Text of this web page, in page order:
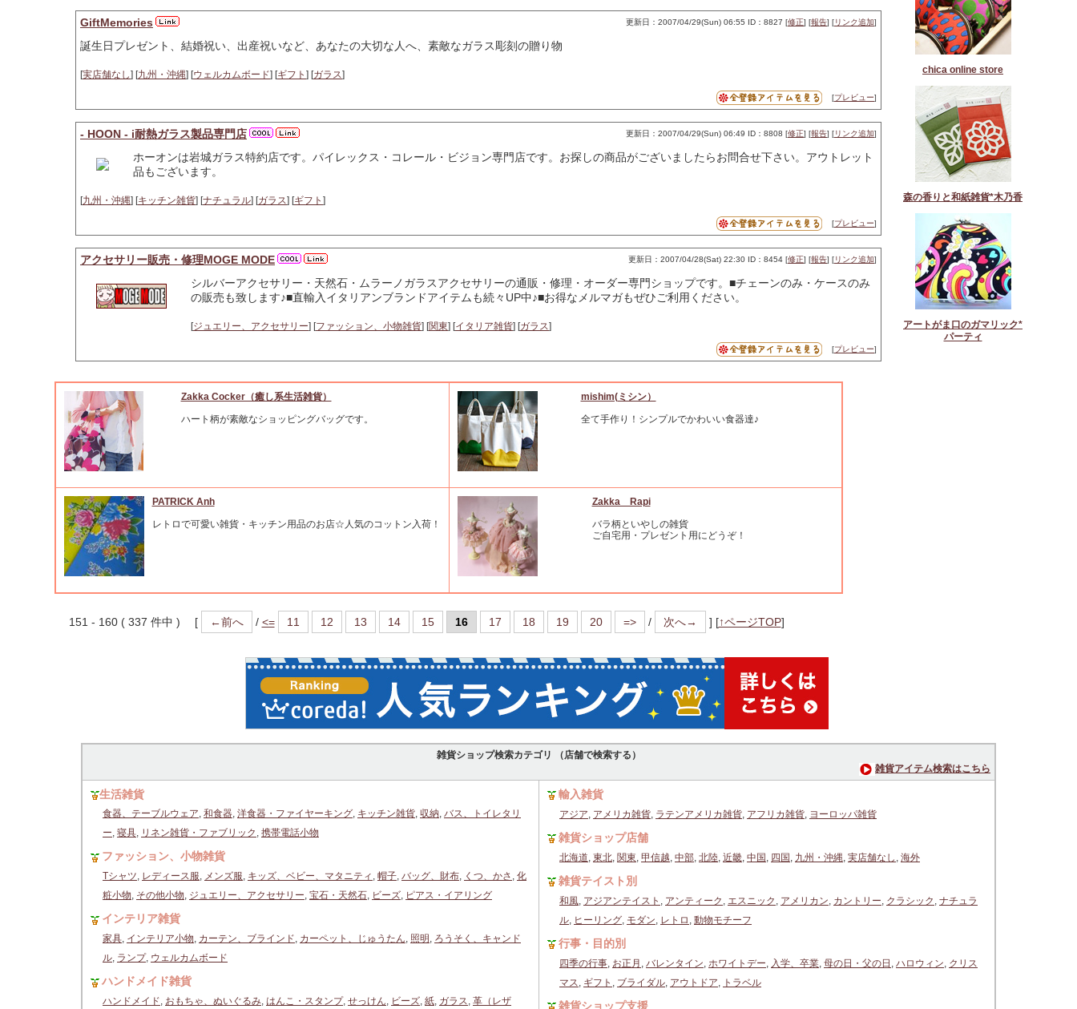
GiftMemories 更新日：2007/04/29(Sun) 06:55 ID：8827 [修正] [報告] [リンク追加]
誕生日プレゼント、結婚祝い、出産祝いなど、あなたの大切な人へ、素敵なガラス彫刻の贈り物
[実店舗なし] [九州・沖縄] [ウェルカムボード] [ギフト ] [ガラス]
[プレビュー]
- HOON - i耐熱ガラス製品専門店 更新日：2007/04/29(Sun) 06:49 ID：8808 [修正] [報告] [リンク追加]
ホーオンは岩城ガラス特約店です。パイレックス・コレール・ビジョン専門店です。お探しの商品がございましたらお問合せ下さい。アウトレット
品もございます。
[九州・沖縄] [キッチン雑貨] [ナチュラル] [ガラス] [ギフト ]
[プレビュー]
アクセサリー販売・修理MOGE MODE 更新日：2007/04/28(Sat) 22:30 ID：8454 [修正] [報告] [リンク追加]
シルバーアクセサリー・天然石・ムラーノガラスアクセサリーの通販・修理・オーダー専門ショップです。■チェーンのみ・ケースのみ
の販売も致します♪■直輸入イタリアンブランドアイテムも続々UP中♪■お得なメルマガもぜひご利用ください。
[ジュエリー、アクセサリー] [ファッション、小物雑貨] [関東] [イタリア雑貨] [ガラス]
[プレビュー]
Zakka Cocker（癒し系生活雑貨）
ハート柄が素敵なショッピングバッグです。
mishim(ミシン）
全て手作り！シンプルでかわいい食器達♪
PATRICK Anh
レトロで可愛い雑貨・キッチン用品のお店☆人気のコットン入荷！
Zakka Rapi
バラ柄といやしの雑貨
ご自宅用・プレゼント用にどうぞ！
151 - 160 ( 337 件中 ) [ ←前へ / <= 11 12 13 14 15 16 17 18 19 20 => / 次へ→ ] [↑ページTOP]
chica online store
森の香りと和紙雑貨*木乃香
アートがま口のガマリック*
パーティ
雑貨ショップ検索カテゴリ （店舗で検索する）
雑貨アイテム検索はこちら
生活雑貨
食器、テーブルウェア, 和食器, 洋食器・ファイヤーキング, キッチン雑貨, 収納, バス、トイレタリ
ー, 寝具, リネン雑貨・ファブリック , 携帯電話小物
ファッション、小物雑貨
Tシャツ, レディース服, メンズ服, キッズ、ベビー、マタニティ , 帽子, バッグ、財布, くつ、かさ , 化
粧小物, その他小物, ジュエリー、アクセサリー, 宝石・天然石, ビーズ, ピアス・イアリング
インテリア雑貨
家具, インテリア小物, カーテン、ブラインド, カーペット、じゅうたん, 照明 , ろうそく、キャンド
ル, ランプ, ウェルカムボード
ハンドメイド雑貨
ハンドメイド, おもちゃ、ぬいぐるみ, はんこ・スタンプ, せっけん, ビーズ, 紙, ガラス, 革（レザ
輸入雑貨
アジア, アメリカ雑貨, ラテンアメリカ雑貨, アフリカ雑貨, ヨーロッパ雑貨
雑貨ショップ店舗
北海道, 東北, 関東, 甲信越, 中部, 北陸, 近畿, 中国 , 四国 , 九州・沖縄, 実店舗なし , 海外
雑貨テイスト別
和風, アジアンテイスト , アンティーク , エスニック , アメリカン, カントリー, クラシック , ナチュラ
ル, ヒーリング, モダン, レトロ , 動物モチーフ
行事・目的別
四季の行事, お正月 , バレンタイン, ホワイトデー, 入学、卒業, 母の日・父の日 , ハロウィン, クリス
マス, ギフト , ブライダル, アウトドア, トラベル
雑貨ショップ支援